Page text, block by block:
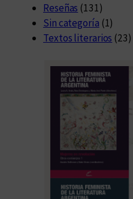
Reseñas (131)
Sin categoría (1)
Textos literarios (23)